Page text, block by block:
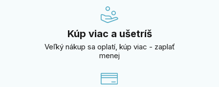
Kúp viac a ušetríš
Veľký nákup sa oplatí, kúp viac - zaplať
menej